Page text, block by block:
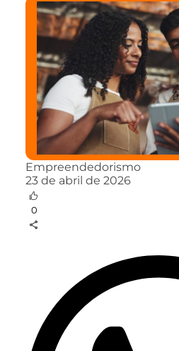
Empreendedorismo
23 de abril de 2026
0